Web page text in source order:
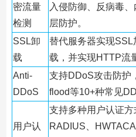
密流量
检测
入侵防御、反病毒
层防护。
SSL卸
载
替代服务器实现
载，并实现HTTP流
Anti-
DDoS
支持DDoS攻击防护
flood等10+种常见
用户认
支持多种用户认证方
RADIUS、